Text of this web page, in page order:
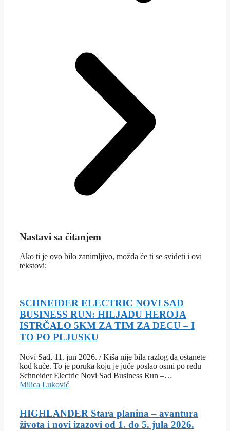
Nastavi sa čitanjem
Ako ti je ovo bilo zanimljivo, možda će ti se svideti i ovi
tekstovi:
SCHNEIDER ELECTRIC NOVI SAD
BUSINESS RUN: HILJADU HEROJA
ISTRČALO 5KM ZA TIM ZA DECU – I
TO PO PLJUSKU
Novi Sad, 11. jun 2026. / Kiša nije bila razlog da ostanete
kod kuće. To je poruka koju je juče poslao osmi po redu
Schneider Electric Novi Sad Business Run –…
Milica Luković
HIGHLANDER Stara planina – avantura
života i novi izazovi od 1. do 5. jula 2026.